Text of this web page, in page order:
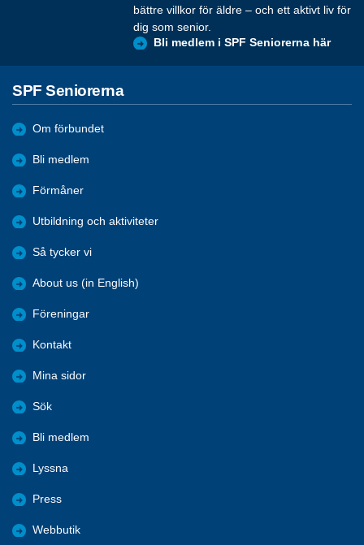
bättre villkor för äldre – och ett aktivt liv för
dig som senior.
Bli medlem i SPF Seniorerna här
SPF Seniorerna
Om förbundet
Bli medlem
Förmåner
Utbildning och aktiviteter
Så tycker vi
About us (in English)
Föreningar
Kontakt
Mina sidor
Sök
Bli medlem
Lyssna
Press
Webbutik